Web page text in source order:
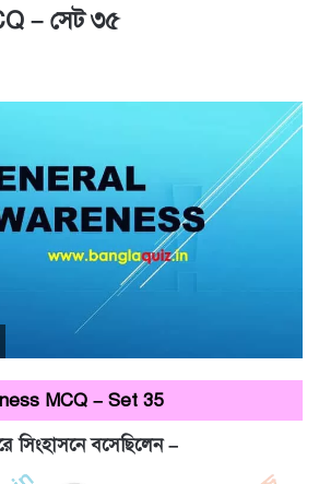
– সেট ৩৫
MCQ – Set 35
সিংহাসনে বসেছিলেন –